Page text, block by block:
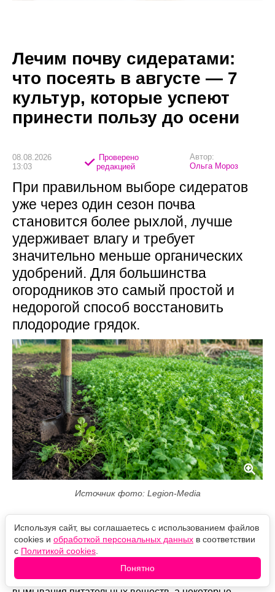
Лечим почву сидератами:
что посеять в августе — 7
культур, которые успеют
принести пользу до осени
08.08.2026
13:03
Проверено
редакцией
Автор:
Ольга Мороз
При правильном выборе сидератов
уже через один сезон почва
становится более рыхлой, лучше
удерживает влагу и требует
значительно меньше органических
удобрений. Для большинства
огородников это самый простой и
недорогой способ восстановить
плодородие грядок.
Источник фото: Legion-Media
Август — один из лучших месяцев для посева
сидератов. После уборки лука, чеснока, раннего
картофеля и зелени грядки не стоит оставлять
пустыми. За несколько недель зеленые удобрения
успевают нарастить хорошую массу, подавляют
сорняки, защищают почву от пересыхания и
Используя сайт, вы соглашаетесь с использованием файлов
cookies и обработкой персональных данных в соответствии
с Политикой cookies
Понятно